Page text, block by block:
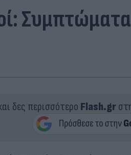
δες περισσότερο Flash.gr